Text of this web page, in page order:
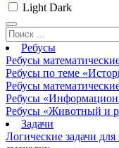
Light Dark
Ребусы
Ребусы
Ребусы по теме
Ребусы
Ребусы
Ребусы «Животный и
Задачи
Логические задачи